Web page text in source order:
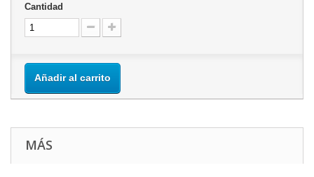
Cantidad
Añadir al carrito
MÁS